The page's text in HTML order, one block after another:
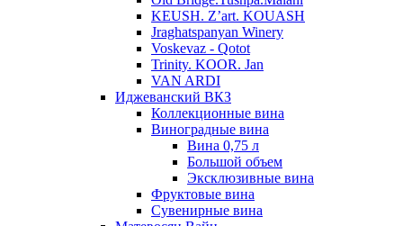
KEUSH. Z’art. KOUASH
Jraghatspanyan Winery
Voskevaz - Qotot
Trinity. KOOR. Jan
VAN ARDI
Иджеванский ВКЗ
Коллекционные вина
Виноградные вина
Вина 0,75 л
Большой объем
Эксклюзивные вина
Фруктовые вина
Cувенирные вина